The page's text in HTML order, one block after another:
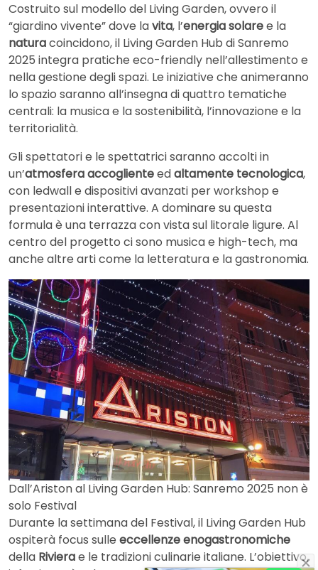
Costruito sul modello del Living Garden, ovvero il
“giardino vivente” dove lavita, l’energia solaree la
naturacoincidono, il Living Garden Hub di Sanremo
2025 integra pratiche eco-friendly nell’allestimento e
nella gestione degli spazi. Le iniziative che animeranno
lo spazio saranno all’insegna di quattro tematiche
centrali: la musica e la sostenibilità, l’innovazione e la
territorialità.
Gli spettatori e le spettatrici saranno accolti in
un’atmosfera accoglienteedaltamente tecnologica,
con ledwall e dispositivi avanzati per workshop e
presentazioni interattive. A dominare su questa
formula è una terrazza con vista sul litorale ligure. Al
centro del progetto ci sono musica e high-tech, ma
anche altre arti come la letteratura e la gastronomia.
Dall’Ariston al Living Garden Hub: Sanremo 2025 non è
solo Festival
Durante la settimana del Festival, il Living Garden Hub
ospiterà focus sulle eccellenze enogastronomiche
della Rivierae le tradizioni culinarie italiane. L’obiettivo,